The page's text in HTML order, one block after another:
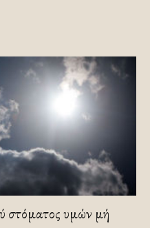
στόματος υμών μή